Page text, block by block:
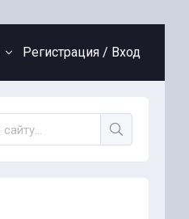
Регистрация / Вход